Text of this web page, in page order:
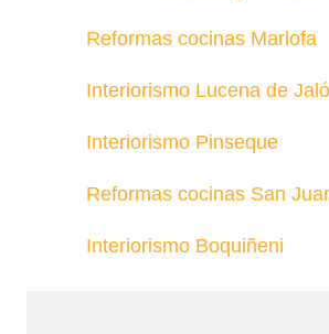
Reformas cocinas Marlofa
Interiorismo Lucena de
Interiorismo Pinseque
Reformas cocinas San
Interiorismo Boquiñeni